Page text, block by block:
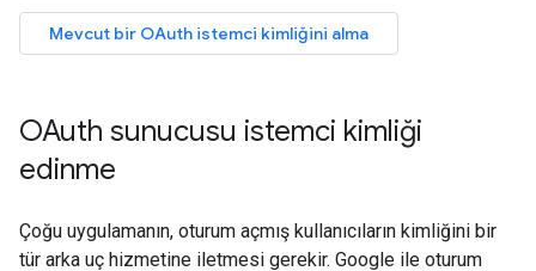
Mevcut bir OAuth istemci kimliğini alma
OAuth sunucusu istemci kimliği
edinme
Çoğu uygulamanın, oturum açmış kullanıcıların kimliğini bir
tür arka uç hizmetine iletmesi gerekir. Google ile oturum